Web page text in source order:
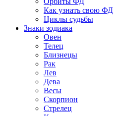
Как узнать свою ФД
Циклы судьбы
Знаки зодиака
Овен
Телец
Близнецы
Рак
Лев
Дева
Весы
Скорпион
Стрелец